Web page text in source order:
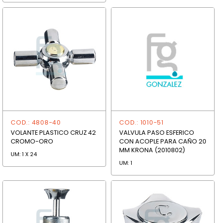
COD.: 4808-40
VOLANTE PLASTICO CRUZ 42
CROMO-ORO
UM: 1 X 24
COD.: 1010-51
VALVULA PASO ESFERICO
CON ACOPLE PARA CAÑO 20
MM KRONA (2010802)
UM: 1